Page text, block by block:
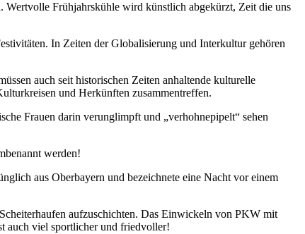
Frühjahrskühle wird künstlich abgekürzt, Zeit die uns
In Zeiten der Globalisierung und Interkultur gehören
auch seit historischen Zeiten anhaltende kulturelle
und Herkünften zusammentreffen.
Frauen darin verunglimpft und „verhohnepipelt“ sehen
werden!
aus Oberbayern und bezeichnete eine Nacht vor einem
aufzuschichten. Das Einwickeln von PKW mit
auch viel sportlicher und friedvoller!